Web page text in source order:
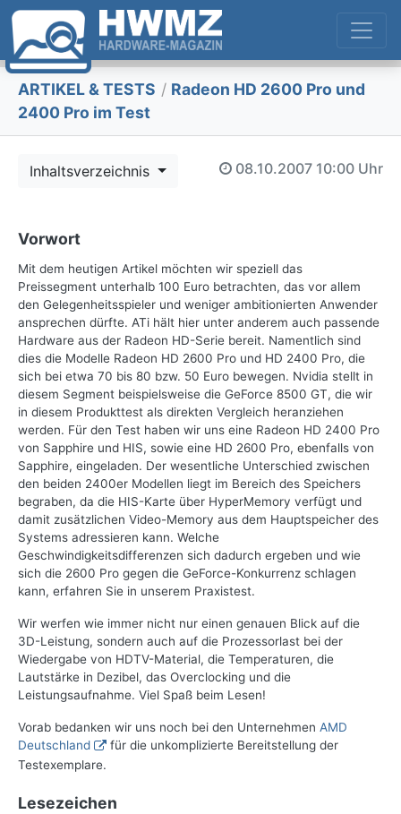
ARTIKEL & TESTS / Radeon HD 2600 Pro und
2400 Pro im Test
Inhaltsverzeichnis 08.10.2007 10:00 Uhr
Vorwort
Mit dem heutigen Artikel möchten wir speziell das
Preissegment unterhalb 100 Euro betrachten, das vor allem
den Gelegenheitsspieler und weniger ambitionierten Anwender
ansprechen dürfte. ATi hält hier unter anderem auch passende
Hardware aus der Radeon HD-Serie bereit. Namentlich sind
dies die Modelle Radeon HD 2600 Pro und HD 2400 Pro, die
sich bei etwa 70 bis 80 bzw. 50 Euro bewegen. Nvidia stellt in
diesem Segment beispielsweise die GeForce 8500 GT, die wir
in diesem Produkttest als direkten Vergleich heranziehen
werden. Für den Test haben wir uns eine Radeon HD 2400 Pro
von Sapphire und HIS, sowie eine HD 2600 Pro, ebenfalls von
Sapphire, eingeladen. Der wesentliche Unterschied zwischen
den beiden 2400er Modellen liegt im Bereich des Speichers
begraben, da die HIS-Karte über HyperMemory verfügt und
damit zusätzlichen Video-Memory aus dem Hauptspeicher des
Systems adressieren kann. Welche
Geschwindigkeitsdifferenzen sich dadurch ergeben und wie
sich die 2600 Pro gegen die GeForce-Konkurrenz schlagen
kann, erfahren Sie in unserem Praxistest.
Wir werfen wie immer nicht nur einen genauen Blick auf die
3D-Leistung, sondern auch auf die Prozessorlast bei der
Wiedergabe von HDTV-Material, die Temperaturen, die
Lautstärke in Dezibel, das Overclocking und die
Leistungsaufnahme. Viel Spaß beim Lesen!
Vorab bedanken wir uns noch bei den Unternehmen AMD
Deutschland
für die unkomplizierte Bereitstellung der
Testexemplare.
Lesezeichen